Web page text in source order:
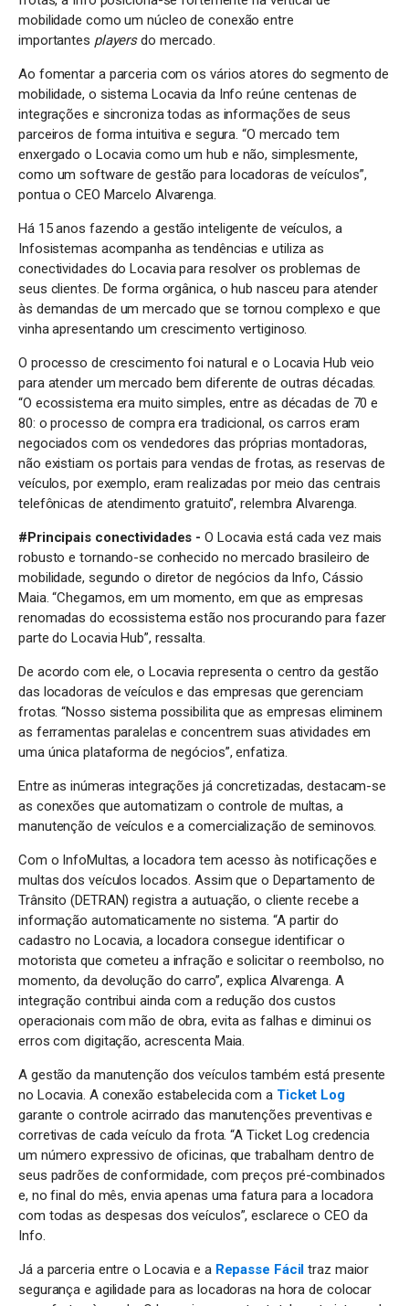
mobilidade como um núcleo de conexão entre
importantes playersdo mercado.
Ao fomentar a parceria com os vários atores do segmento de
mobilidade, o sistema Locavia da Info reúne centenas de
integrações e sincroniza todas as informações de seus
parceiros de forma intuitiva e segura. “O mercado tem
enxergado o Locavia como um hub e não, simplesmente,
como um software de gestão para locadoras de veículos”,
pontua o CEO Marcelo Alvarenga.
Há 15 anos fazendo a gestão inteligente de veículos, a
Infosistemas acompanha as tendências e utiliza as
conectividades do Locavia para resolver os problemas de
seus clientes. De forma orgânica, o hub nasceu para atender
às demandas de um mercado que se tornou complexo e que
vinha apresentando um crescimento vertiginoso.
O processo de crescimento foi natural e o Locavia Hub veio
para atender um mercado bem diferente de outras décadas.
“O ecossistema era muito simples, entre as décadas de 70 e
80: o processo de compra era tradicional, os carros eram
negociados com os vendedores das próprias montadoras,
não existiam os portais para vendas de frotas, as reservas de
veículos, por exemplo, eram realizadas por meio das centrais
telefônicas de atendimento gratuito”, relembra Alvarenga.
#Principais conectividades -O Locavia está cada vez mais
robusto e tornando-se conhecido no mercado brasileiro de
mobilidade, segundo o diretor de negócios da Info, Cássio
Maia. “Chegamos, em um momento, em que as empresas
renomadas do ecossistema estão nos procurando para fazer
parte do Locavia Hub”, ressalta.
De acordo com ele, o Locavia representa o centro da gestão
das locadoras de veículos e das empresas que gerenciam
frotas. “Nosso sistema possibilita que as empresas eliminem
as ferramentas paralelas e concentrem suas atividades em
uma única plataforma de negócios”, enfatiza.
Entre as inúmeras integrações já concretizadas, destacam-se
as conexões que automatizam o controle de multas, a
manutenção de veículos e a comercialização de seminovos.
Com o InfoMultas, a locadora tem acesso às notificações e
multas dos veículos locados. Assim que o Departamento de
Trânsito (DETRAN) registra a autuação, o cliente recebe a
informação automaticamente no sistema. “A partir do
cadastro no Locavia, a locadora consegue identificar o
motorista que cometeu a infração e solicitar o reembolso, no
momento, da devolução do carro”, explica Alvarenga. A
integração contribui ainda com a redução dos custos
operacionais com mão de obra, evita as falhas e diminui os
erros com digitação, acrescenta Maia.
A gestão da manutenção dos veículos também está presente
no Locavia. A conexão estabelecida com a Ticket Log
garante o controle acirrado das manutenções preventivas e
corretivas de cada veículo da frota. “A Ticket Log credencia
um número expressivo de oficinas, que trabalham dentro de
seus padrões de conformidade, com preços pré-combinados
e, no final do mês, envia apenas uma fatura para a locadora
com todas as despesas dos veículos”, esclarece o CEO da
Info.
Já a parceria entre o Locavia e a Repasse Fácil traz maior
segurança e agilidade para as locadoras na hora de colocar